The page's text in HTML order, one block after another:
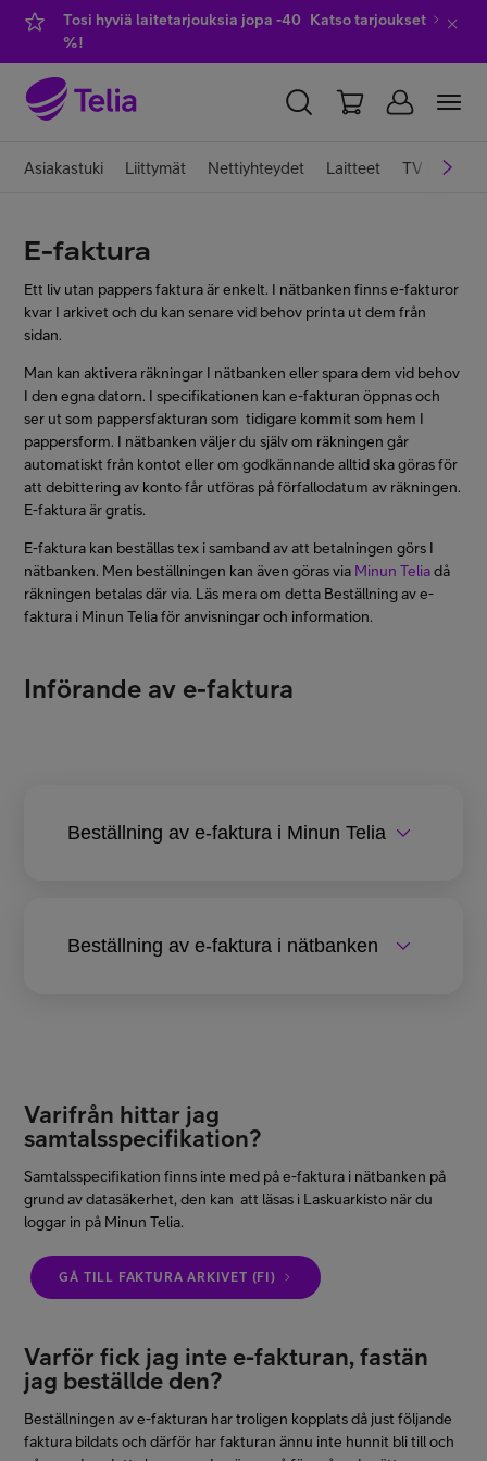
Tosi hyviä laitetarjouksia jopa -40
%!
Katso tarjoukset
YKSITYISILLE YRITYKSILLE WHOLESALE
TV ja viihde
Asiakastuki
Minun Telia
Asiakastuki Liittymät Nettiyhteydet Laitteet TV ja viihde
E-faktura
Ett liv utan pappers faktura är enkelt. I nätbanken finns e-fakturor
kvar I arkivet och du kan senare vid behov printa ut dem från
sidan.
Man kan aktivera räkningar I nätbanken eller spara dem vid behov
I den egna datorn. I specifikationen kan e-fakturan öppnas och
ser ut som pappersfakturan som tidigare kommit som hem I
pappersform. I nätbanken väljer du själv om räkningen går
automatiskt från kontot eller om godkännande alltid ska göras för
att debittering av konto får utföras på förfallodatum av räkningen.
E-faktura är gratis.
E-faktura kan beställas tex i samband av att betalningen görs I
nätbanken. Men beställningen kan även göras via Minun Teliadå
räkningen betalas där via. Läs mera om detta Beställning av e-
faktura i Minun Telia för anvisningar och information.
Införande av e-faktura
Beställning av e-faktura i Minun Telia
Beställning av e-faktura i nätbanken
Varifrån hittar jag
samtalsspecifikation?
Samtalsspecifikation finns inte med på e-faktura i nätbanken på
grund av datasäkerhet, den kan att läsas i Laskuarkisto när du
loggar in på Minun Telia.
GÅ TILL FAKTURA ARKIVET (FI)
Varför fick jag inte e-fakturan, fastän
jag beställde den?
Beställningen av e-fakturan har troligen kopplats då just följande
faktura bildats och därför har fakturan ännu inte hunnit bli till och